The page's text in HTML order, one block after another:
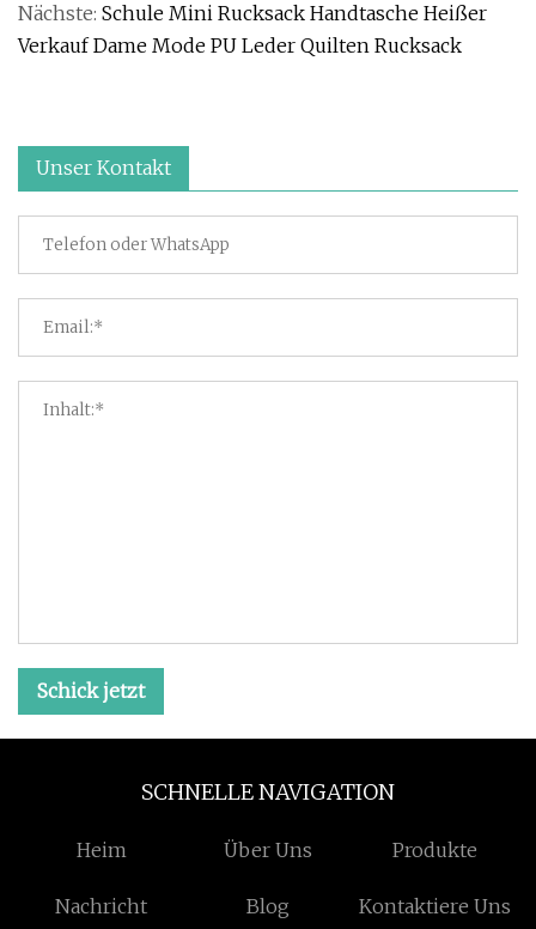
Nächste: Schule Mini Rucksack Handtasche Heißer
Verkauf Dame Mode PU Leder Quilten Rucksack
Unser Kontakt
Schick jetzt
SCHNELLE NAVIGATION
Heim Über Uns Produkte
Nachricht Blog Kontaktiere Uns